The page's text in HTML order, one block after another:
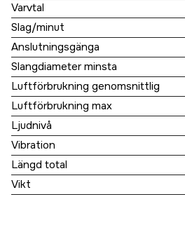
Varvtal
Slag/minut
Anslutningsgänga
Slangdiameter minsta
Luftförbrukning genomsnittlig
Luftförbrukning max
Ljudnivå
Vibration
Längd total
Vikt